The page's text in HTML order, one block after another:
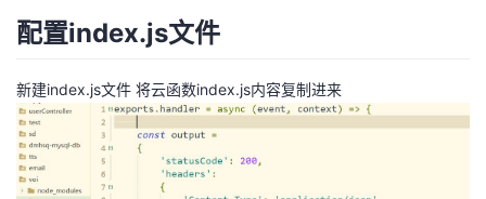
配置index.js文件
新建index.js文件 将云函数index.js内容复制进来